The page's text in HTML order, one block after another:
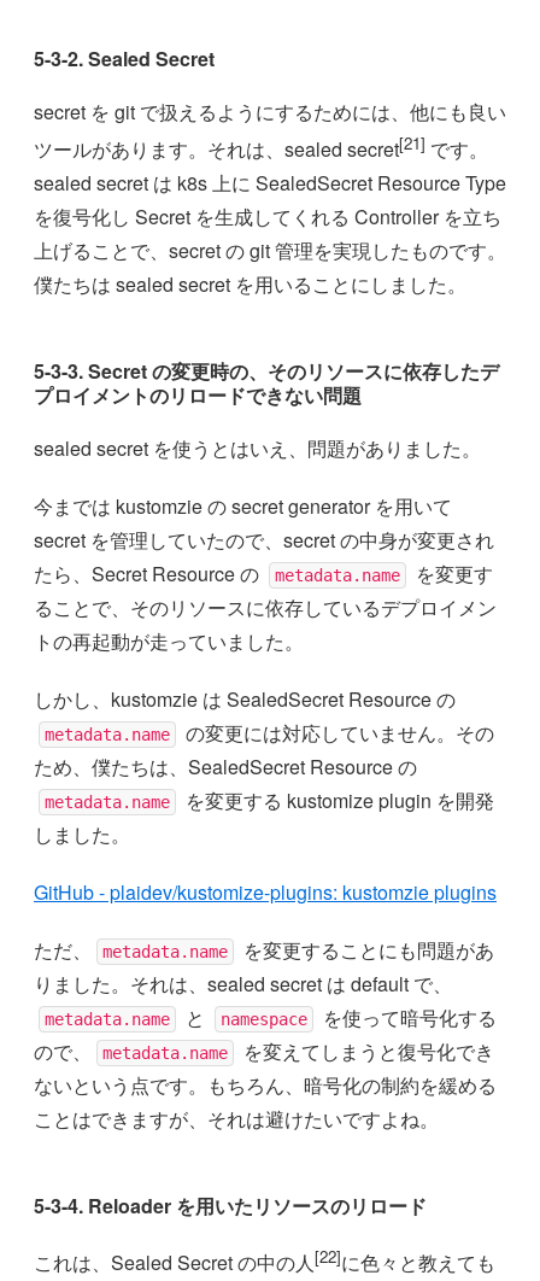
5-3-2. Sealed Secret
secret を git で扱えるようにするためには、他にも良い
ツールがあります。それは、sealed secret[21] です。
sealed secret は k8s 上に SealedSecret Resource Type
を復号化し Secret を生成してくれる Controller を立ち
上げることで、secret の git 管理を実現したものです。
僕たちは sealed secret を用いることにしました。
5-3-3. Secret の変更時の、そのリソースに依存したデ
プロイメントのリロードできない問題
sealed secret を使うとはいえ、問題がありました。
今までは kustomzie の secret generator を用いて
secret を管理していたので、secret の中身が変更され
たら、Secret Resource の
metadata.name
を変更す
ることで、そのリソースに依存しているデプロイメン
トの再起動が走っていました。
しかし、kustomzie は SealedSecret Resource の
metadata.name
の変更には対応していません。その
ため、僕たちは、SealedSecret Resource の
metadata.name
を変更する kustomize plugin を開発
しました。
GitHub - plaidev/kustomize-plugins: kustomzie plugins
ただ、 metadata.name
を変更することにも問題があ
りました。それは、sealed secret は default で、
metadata.name と namespace
を使って暗号化する
ので、
metadata.name
を変えてしまうと復号化でき
ないという点です。もちろん、暗号化の制約を緩める
ことはできますが、それは避けたいですよね。
5-3-4. Reloader を用いたリソースのリロード
これは、Sealed Secret の中の人[22]に色々と教えても